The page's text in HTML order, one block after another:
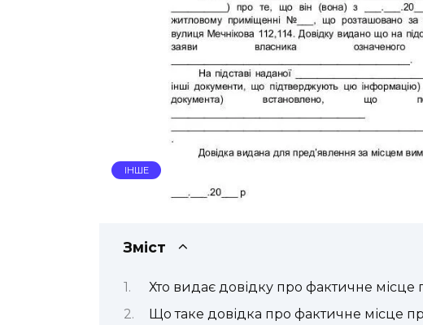
ІНШЕ
Зміст
Хто видає довідку про фактичне
Що таке довідка про фактичне місце